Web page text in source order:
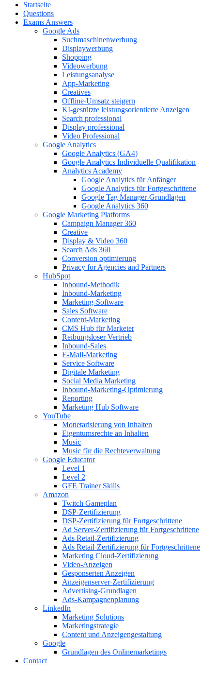
Startseite
Questions
Exams Answers
Google Ads
Suchmaschinenwerbung
Displaywerbung
Shopping
Videowerbung
Leistungsanalyse
App-Marketing
Creatives
Offline-Umsatz steigern
KI-gestützte leistungsorientierte Anzeigen
Search professional
Display professional
Video Professional
Google Analytics
Google Analytics (GA4)
Google Analytics Individuelle Qualifikation
Analytics Academy
Google Analytics für Anfänger
Google Analytics für Fortgeschrittene
Google Tag Manager-Grundlagen
Google Analytics 360
Google Marketing Platforms
Campaign Manager 360
Creative
Display & Video 360
Search Ads 360
Conversion optimierung
Privacy for Agencies and Partners
HubSpot
Inbound-Methodik
Inbound-Marketing
Marketing-Software
Sales Software
Content-Marketing
CMS Hub für Marketer
Reibungsloser Vertrieb
Inbound-Sales
E-Mail-Marketing
Service Software
Digitale Marketing
Social Media Marketing
Inbound-Marketing-Optimierung
Reporting
Marketing Hub Software
YouTube
Monetarisierung von Inhalten
Eigentumsrechte an Inhalten
Music
Music für die Rechteverwaltung
Google Educator
Level 1
Level 2
GFE Trainer Skills
Amazon
Twitch Gameplan
DSP-Zertifizierung
DSP-Zertifizierung für Fortgeschrittene
Ad Server-Zertifizierung für Fortgeschrittene
Ads Retail-Zertifizierung
Ads Retail-Zertifizierung für Fortgeschrittene
Marketing Cloud-Zertifizierung
Video-Anzeigen
Gesponserten Anzeigen
Anzeigenserver-Zertifizierung
Advertising-Grundlagen
Ads-Kampagnenplanung
LinkedIn
Marketing Solutions
Marketingstrategie
Content und Anzeigengestaltung
Google
Grundlagen des Onlinemarketings
Contact